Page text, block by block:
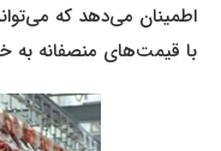
اطمینان می‌دهد که
با قیمت‌های منصفانه به